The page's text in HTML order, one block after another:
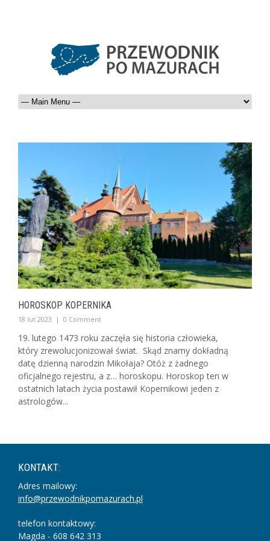
HOROSKOP KOPERNIKA
18 lut 2023 | 0 Comment
19. lutego 1473 roku zaczęła się historia człowieka,
który zrewolucjonizował świat. Skąd znamy dokładną
datę dzienną narodzin Mikołaja? Otóż z żadnego
oficjalnego rejestru, a z… horoskopu. Horoskop ten w
ostatnich latach życia postawił Kopernikowi jeden z
astrologów...
KONTAKT:
Adres mailowy:
info@przewodnikpomazurach.pl
telefon kontaktowy:
Magda - 608 642 313